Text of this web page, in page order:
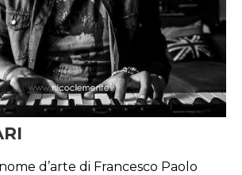
d’arte di Francesco Paolo